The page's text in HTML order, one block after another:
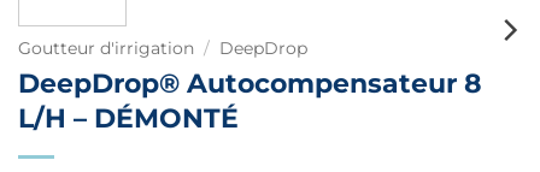
Goutteur d'irrigation / DeepDrop
DeepDrop® Autocompensateur 8
L/H – DÉMONTÉ